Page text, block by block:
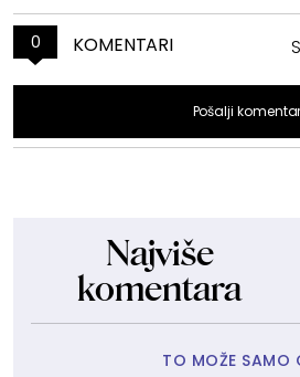
0 KOMENTARI
Pošalji komentar
Najviše
komentara
TO MOŽE SAMO